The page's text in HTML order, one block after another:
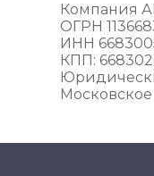
Компания
ОГРН
ИНН
КПП: